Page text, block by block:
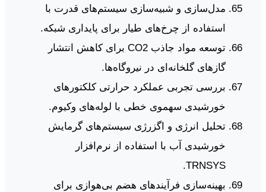
مدل‌سازی و شبیه‌سازی سیستم‌های قدرت با
استفاده از چرخ‌های طیار برای پایداری شبکه.
توسعه مواد جاذب CO2 برای کاهش انتشار
گازهای گلخانه‌ای در نیروگاه‌ها.
بررسی تجربی عملکرد حرارتی کلکتورهای
خورشیدی سهموی خطی با لوله‌های وکیوم.
تحلیل انرژی و اگزرژی سیستم‌های گرمایش
خورشیدی آب با استفاده از نرم‌افزار
TRNSYS.
بهینه‌سازی فرآیندهای هضم بی‌هوازی برای